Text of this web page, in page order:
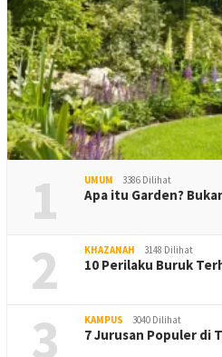
1 UMUM 3386 Dilihat
Apa itu Garden?
2 KHAZANAH 3148 Dilihat
10 Perilaku Buruk
3 KAMPUS 3040 Dilihat
7 Jurusan Populer di